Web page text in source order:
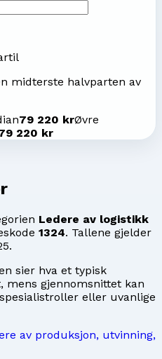
midterste halvparten av
79 220 krØvre
220 kr
Ledere av logistikk
1324. Tallene gjelder
.
sier hva et typisk
gjennomsnittet kan
eller uvanlige
av produksjon, utvinning,